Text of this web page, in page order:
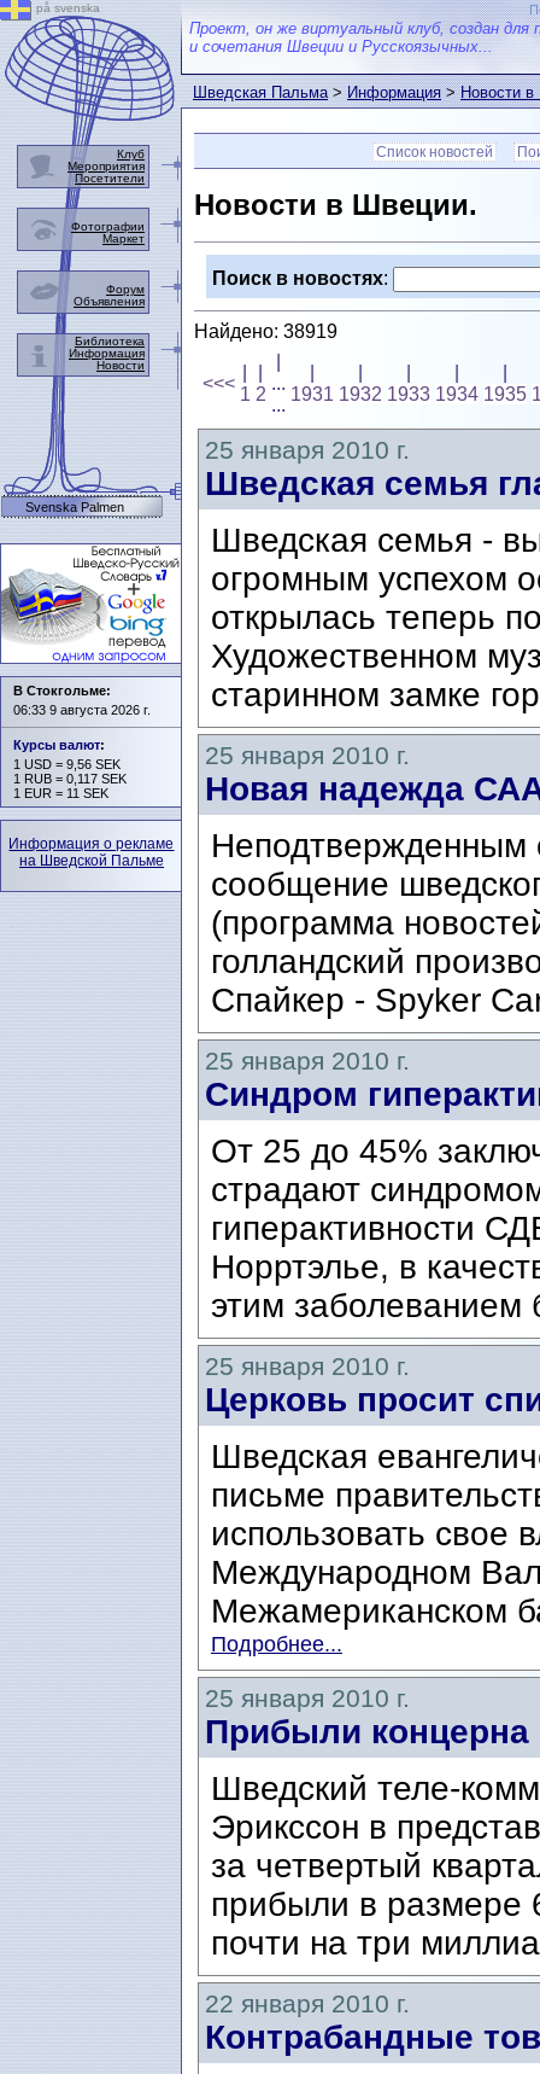
Проект, он же виртуальный клуб, создан для
и сочетания Швеции и Русскоязычных...
Шведская Пальма>Информация>Новости
Список новостей
Новости в Швеции.
Поиск в новостях:
Найдено: 38919
<<<
1 2
...
...
1931 1932 1933 1934 1935
25 января 2010 г.
Шведская семья
Шведская семья -
огромным успехом
открылась теперь
Художественном
старинном замке
25 января 2010 г.
Новая надежда
Неподтвержденным
сообщение
(программа
голландский
Спайкер - Spyker
25 января 2010 г.
Синдром
От 25 до 45%
страдают
гиперактивности
Норртэлье, в
этим
25 января 2010 г.
Церковь просит
Шведская
письме
использовать свое
Международном
Межамериканском
Подробнее...
25 января 2010 г.
Прибыли концерна
Шведский теле-
Эрикссон в
за четвертый
прибыли в размере
почти на три
22 января 2010 г.
Контрабандные
på svenska
Клуб
Мероприятия
Посетители
Фотографии
Маркет
Форум
Объявления
Библиотека
Информация
Новости
Svenska Palmen
В Стокгольме:
06:33 9 августа 2026 г.
Курсы валют:
1 USD = 9,56 SEK
1 RUB = 0,117 SEK
1 EUR = 11 SEK
Информация о рекламе
на Шведской Пальме